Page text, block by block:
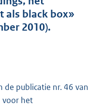
o
o
t
K
b
als black box»
2010).
de publicatie nr. 46 van
voor het